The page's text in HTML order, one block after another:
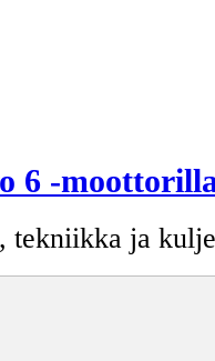
6 -
tekniikka ja